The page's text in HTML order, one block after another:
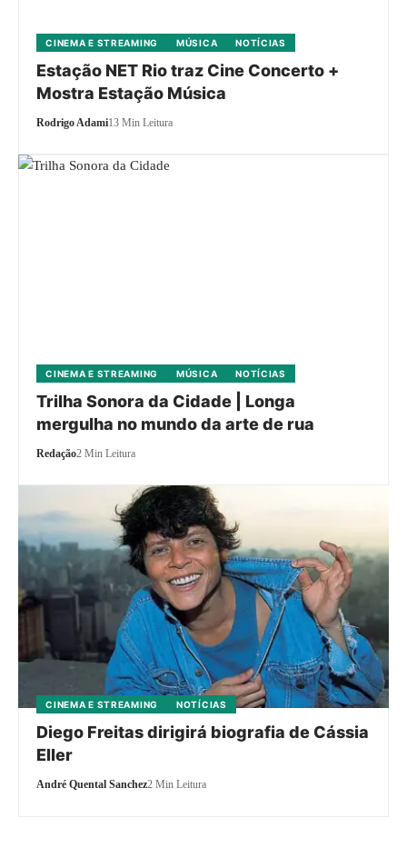
CINEMA E STREAMING MÚSICA NOTÍCIAS
Estação NET Rio traz Cine Concerto +
Mostra Estação Música
Rodrigo Adami13 Min Leitura
CINEMA E STREAMING MÚSICA NOTÍCIAS
Trilha Sonora da Cidade | Longa
mergulha no mundo da arte de rua
Redação2 Min Leitura
CINEMA E STREAMING NOTÍCIAS
Diego Freitas dirigirá biografia de Cássia
Eller
André Quental Sanchez2 Min Leitura